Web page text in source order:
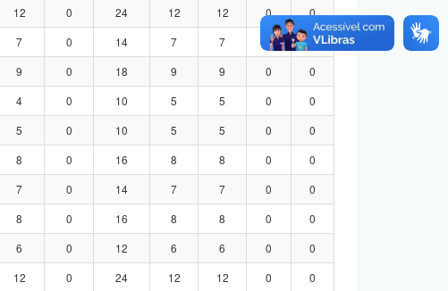
12 0 24 12 12 0
0
7 0 14 7 7 0
0
9 0 18 9 9 0
0
4 0 10 5 5 0
0
5 0 10 5 5 0
0
8 0 16 8 8 0
0
7 0 14 7 7 0
0
8 0 16 8 8 0
0
6 0 12 6 6 0
0
12 0 24 12 12 0
0